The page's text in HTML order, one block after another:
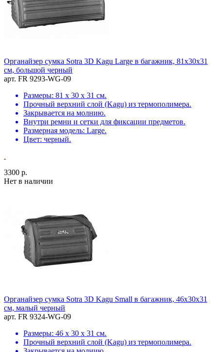
Органайзер сумка Sotra 3D Kagu Large в багажник, 81x30x31
см, большой черный
арт. FR 9293-WG-09
Размеры: 81 х 30 х 31 см.
Прочный верхний слой (Kagu) из термополимера.
Закрывается на молнию.
Внутри ремни и сетки для фиксации предметов.
Размерная модель: Large.
Цвет: черный.
3300 р.
Нет в наличии
Органайзер сумка Sotra 3D Kagu Small в багажник, 46x30x31
см, малый черный
арт. FR 9324-WG-09
Размеры: 46 х 30 х 31 см.
Прочный верхний слой (Kagu) из термополимера.